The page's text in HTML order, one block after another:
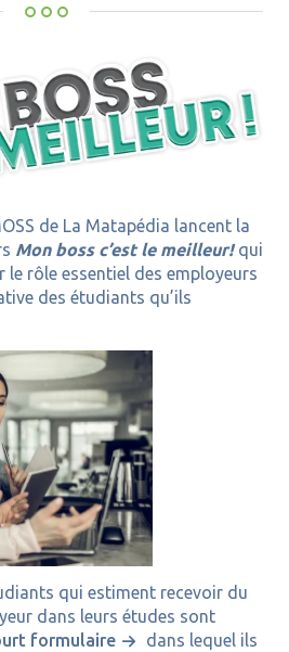
de La Matapédia lancent la
Mon boss c’est le meilleur!qui
le rôle essentiel des employeurs
des étudiants qu’ils
qui estiment recevoir du
dans leurs études sont
formulaire
dans lequel ils